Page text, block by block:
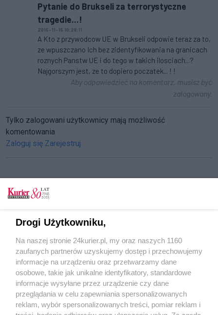
Pytanie do Brukseli za terrorystyczne
tragedie...!
2015-11-15 10:28:11
A Kto z przywodcow UE w Brukseli odpowie teraz za to,
ze wpuszczano Ich bez zidentyfikowania na granicach
roznych Panstw UE i do tego w takich ilosciach...?
Najgorszym jest, ze to dopiero poczatek... ! !
Aby odpowiedzieć na komentarz, musisz być
zalogowany.
Tylko zalogowani użytkownicy mają możliwość
komentowania
Zaloguj się Zarejestruj
CZYTAJ TAKŻE
Nikt nie da 100 procentowej gwarancji
bezpieczeństwa
Francja nie radzi sobie z problemem od lat
POGODA
Drogi Użytkowniku,
Na naszej stronie 24kurier.pl, my oraz naszych 1160
zaufanych partnerów uzyskujemy dostęp i przechowujemy
informacje na urządzeniu oraz przetwarzamy dane
osobowe, takie jak unikalne identyfikatory, standardowe
informacje wysyłane przez urządzenie czy dane
przeglądania w celu zapewniania spersonalizowanych
reklam, wybór spersonalizowanych treści, pomiar reklam i